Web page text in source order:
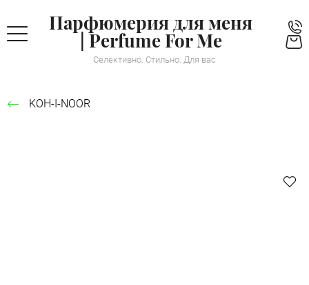
Парфюмерия для меня
| Perfume For Me
Селективно. Стильно. Для вас
KOH-I-NOOR